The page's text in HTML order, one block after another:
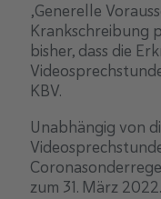
„Generelle
Krankschreibung
bisher, dass die
KBV.
Unabhängig von
zum 31. März 2022.